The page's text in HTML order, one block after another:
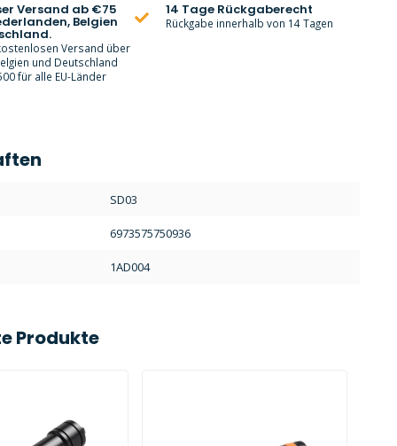
Versand ab €75
Belgien
Versand über
und Deutschland
für alle EU-Länder
14 Tage Rückgaberecht
Rückgabe innerhalb von 14 Tagen
SD03
6973575750936
1AD004
Produkte